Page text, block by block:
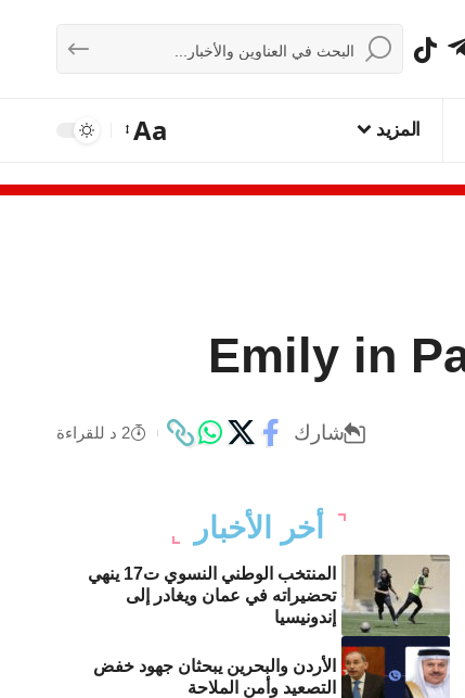
المزيد Aa
شارك 2 د للقراءة
أخر الأخبار
المنتخب الوطني النسوي ت17 ينهي
تحضيراته في عمان ويغادر إلى
إندونيسيا
الأردن والبحرين يبحثان جهود خفض
التصعيد وأمن الملاحة